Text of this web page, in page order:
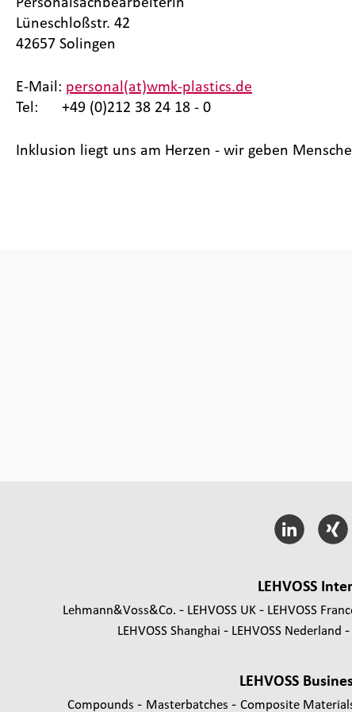
Lüneschloßstr. 42
42657 Solingen
E-Mail: personal(at)wmk-plastics.de
Tel: +49 (0)212 38 24 18 - 0
Inklusion liegt uns am Herzen - wir geben
LEHVOSS
Lehmann&Voss&Co. LEHVOSS UK LEHVOSS
LEHVOSS Shanghai
LEHVOSS Nederland
LEHVOSS
Compounds - Masterbatches - Composite